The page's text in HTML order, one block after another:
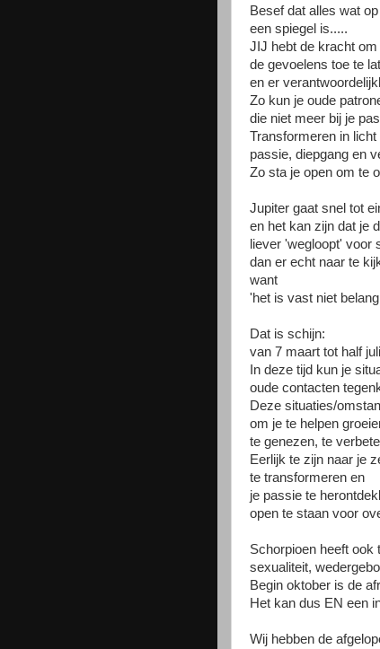
Besef dat alles wat
een spiegel is.....
JIJ hebt de kracht
de gevoelens toe te
en er
Zo kun je oude
die niet meer bij je
Transformeren in licht
passie, diepgang en
Zo sta je open om te
Jupiter gaat snel tot
en het kan zijn dat je
liever 'wegloopt' voor
dan er echt naar te
want
'het is vast niet
Dat is schijn:
van 7 maart tot half
In deze tijd kun je
oude contacten
Deze situaties/
om je te helpen
te genezen, te
Eerlijk te zijn naar je
te transformeren en
je passie te
open te staan voor
Schorpioen heeft ook
sexualiteit,
Begin oktober is de
Het kan dus EN een
Wij hebben de